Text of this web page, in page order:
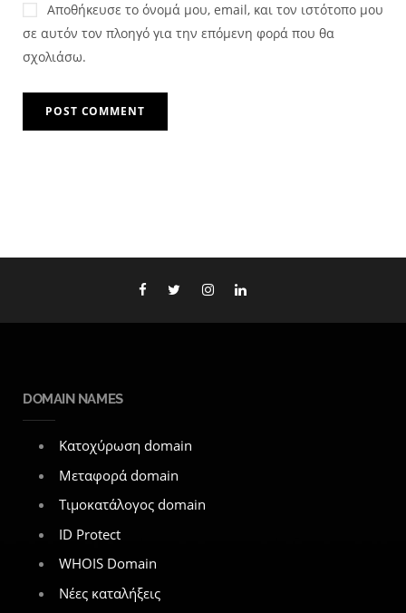
Αποθήκευσε το όνομά μου, email, και τον ιστότοπο μου
σε αυτόν τον πλοηγό για την επόμενη φορά που θα
σχολιάσω.
DOMAIN NAMES
Κατοχύρωση domain
Μεταφορά domain
Τιμοκατάλογος domain
ID Protect
WHOIS Domain
Νέες καταλήξεις